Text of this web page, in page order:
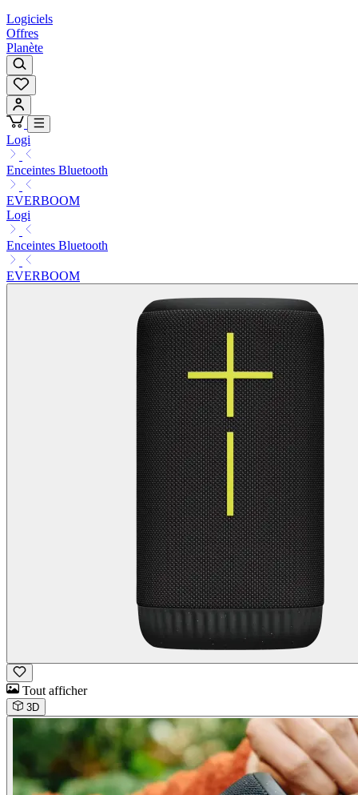
Logiciels
Offres
Planète
Logi
Enceintes Bluetooth
EVERBOOM
Logi
Enceintes Bluetooth
EVERBOOM
Tout afficher
3D